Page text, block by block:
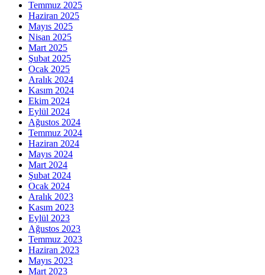
Temmuz 2025
Haziran 2025
Mayıs 2025
Nisan 2025
Mart 2025
Şubat 2025
Ocak 2025
Aralık 2024
Kasım 2024
Ekim 2024
Eylül 2024
Ağustos 2024
Temmuz 2024
Haziran 2024
Mayıs 2024
Mart 2024
Şubat 2024
Ocak 2024
Aralık 2023
Kasım 2023
Eylül 2023
Ağustos 2023
Temmuz 2023
Haziran 2023
Mayıs 2023
Mart 2023